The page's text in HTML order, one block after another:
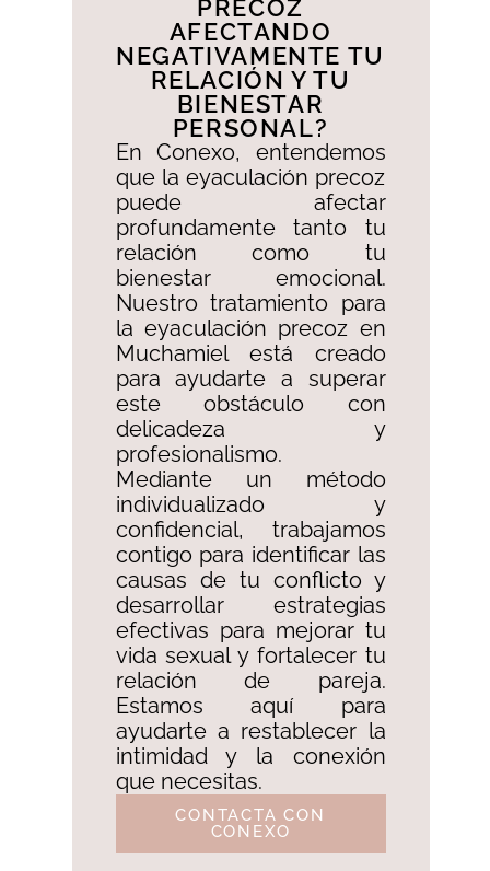
PRECOZ
AFECTANDO
NEGATIVAMENTE TU
RELACIÓN Y TU
BIENESTAR
PERSONAL?​
En Conexo, entendemos
que la eyaculación precoz
puede afectar
profundamente tanto tu
relación como tu
bienestar emocional.
Nuestro tratamiento para
la eyaculación precoz en
Muchamiel está creado
para ayudarte a superar
este obstáculo con
delicadeza y
profesionalismo. ​
Mediante un método
individualizado y
confidencial, trabajamos
contigo para identificar las
causas de tu conflicto y
desarrollar estrategias
efectivas para mejorar tu
vida sexual y fortalecer tu
relación de pareja.
Estamos aquí para
ayudarte a restablecer la
intimidad y la conexión
que necesitas.
CONTACTA CON
CONEXO